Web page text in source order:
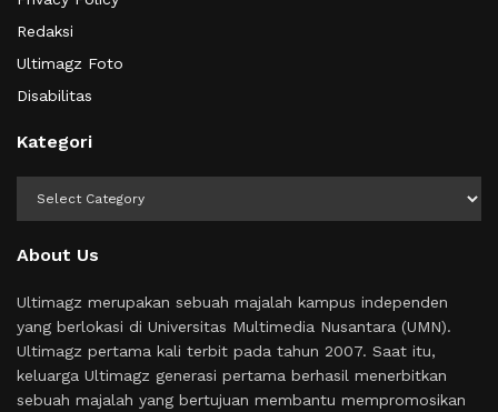
Redaksi
Ultimagz Foto
Disabilitas
Kategori
About Us
Ultimagz merupakan sebuah majalah kampus independen
yang berlokasi di Universitas Multimedia Nusantara (UMN).
Ultimagz pertama kali terbit pada tahun 2007. Saat itu,
keluarga Ultimagz generasi pertama berhasil menerbitkan
sebuah majalah yang bertujuan membantu mempromosikan